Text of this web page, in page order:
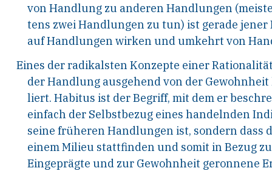
von Handlung zu anderen Handlungen
tens zwei Handlungen zu tun) ist gerade
auf Handlungen wirken und umkehrt von
Eines der radikalsten Konzepte einer
der Handlung ausgehend von der
liert. Habitus ist der Begriff, mit dem er
einfach der Selbstbezug eines handelnden
seine früheren Handlungen ist, sondern dass
einem Milieu stattfinden und somit in Bezug
Eingeprägte und zur Gewohnheit geronnene